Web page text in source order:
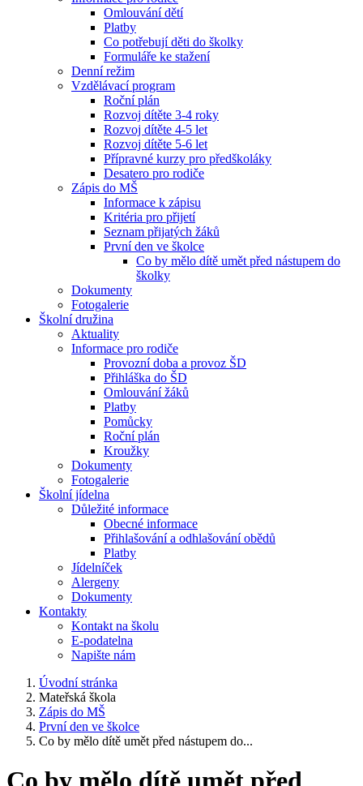
Omlouvání dětí
Platby
Co potřebují děti do školky
Formuláře ke stažení
Denní režim
Vzdělávací program
Roční plán
Rozvoj dítěte 3-4 roky
Rozvoj dítěte 4-5 let
Rozvoj dítěte 5-6 let
Přípravné kurzy pro předškoláky
Desatero pro rodiče
Zápis do MŠ
Informace k zápisu
Kritéria pro přijetí
Seznam přijatých žáků
První den ve školce
Co by mělo dítě umět před nástupem do
školky
Dokumenty
Fotogalerie
Školní družina
Aktuality
Informace pro rodiče
Provozní doba a provoz ŠD
Přihláška do ŠD
Omlouvání žáků
Platby
Pomůcky
Roční plán
Kroužky
Dokumenty
Fotogalerie
Školní jídelna
Důležité informace
Obecné informace
Přihlašování a odhlašování obědů
Platby
Jídelníček
Alergeny
Dokumenty
Kontakty
Kontakt na školu
E-podatelna
Napište nám
Úvodní stránka
Mateřská škola
Zápis do MŠ
První den ve školce
Co by mělo dítě umět před nástupem do...